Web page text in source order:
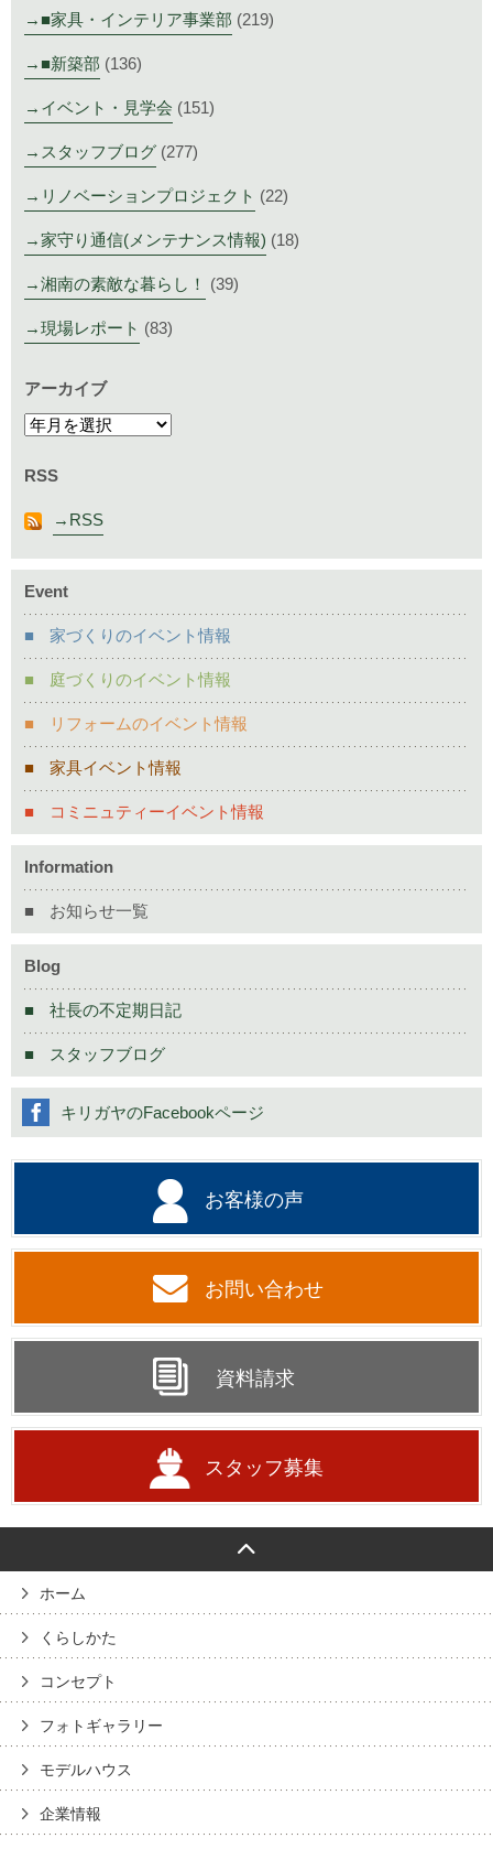
■家具・インテリア事業部 (219)
■新築部 (136)
イベント・見学会 (151)
スタッフブログ (277)
リノベーションプロジェクト (22)
家守り通信(メンテナンス情報) (18)
湘南の素敵な暮らし！ (39)
現場レポート (83)
アーカイブ
RSS
RSS
Event
家づくりのイベント情報
庭づくりのイベント情報
リフォームのイベント情報
家具イベント情報
コミニュティーイベント情報
Information
お知らせ一覧
Blog
社長の不定期日記
スタッフブログ
お客様の声
お問い合わせ
資料請求
スタッフ募集
キリガヤのFacebookページ
ホーム
くらしかた
コンセプト
フォトギャラリー
モデルハウス
企業情報